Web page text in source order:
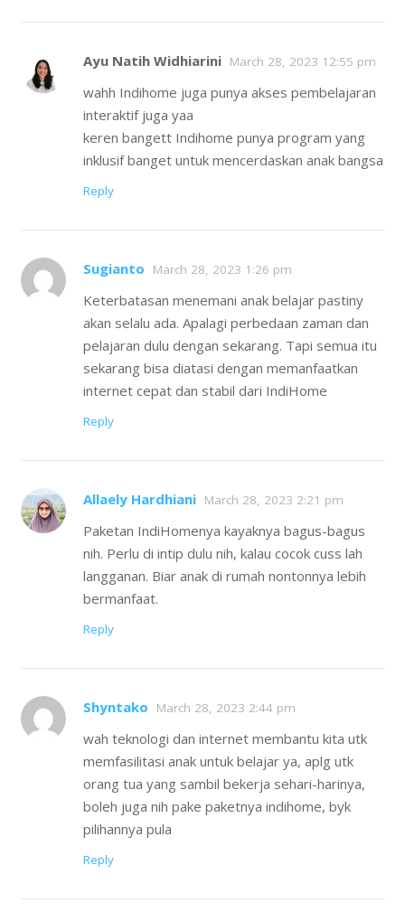
Ayu Natih Widhiarini March 28, 2023 12:55 pm
wahh Indihome juga punya akses pembelajaran
interaktif juga yaa
keren bangett Indihome punya program yang
inklusif banget untuk mencerdaskan anak bangsa
Reply
Sugianto March 28, 2023 1:26 pm
Keterbatasan menemani anak belajar pastiny
akan selalu ada. Apalagi perbedaan zaman dan
pelajaran dulu dengan sekarang. Tapi semua itu
sekarang bisa diatasi dengan memanfaatkan
internet cepat dan stabil dari IndiHome
Reply
Allaely Hardhiani March 28, 2023 2:21 pm
Paketan IndiHomenya kayaknya bagus-bagus
nih. Perlu di intip dulu nih, kalau cocok cuss lah
langganan. Biar anak di rumah nontonnya lebih
bermanfaat.
Reply
Shyntako March 28, 2023 2:44 pm
wah teknologi dan internet membantu kita utk
memfasilitasi anak untuk belajar ya, aplg utk
orang tua yang sambil bekerja sehari-harinya,
boleh juga nih pake paketnya indihome, byk
pilihannya pula
Reply